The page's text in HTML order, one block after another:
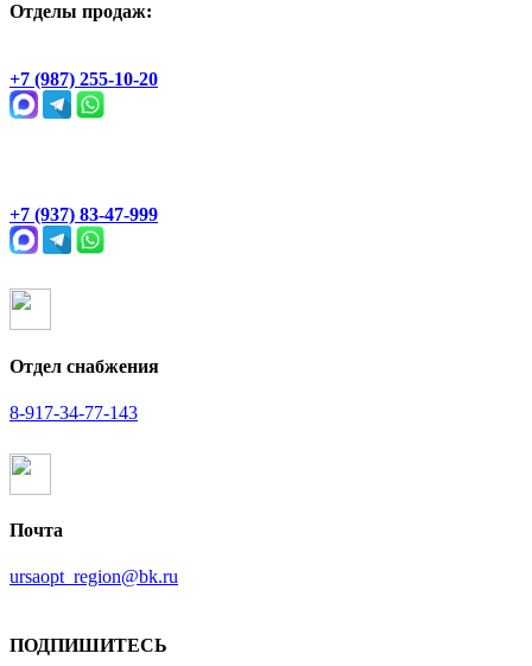
Отделы продаж:
+7 (987) 255-10-20
+7 (937) 83-47-999
Отдел снабжения
8-917-34-77-143
Почта
ursaopt_region@bk.ru
ПОДПИШИТЕСЬ